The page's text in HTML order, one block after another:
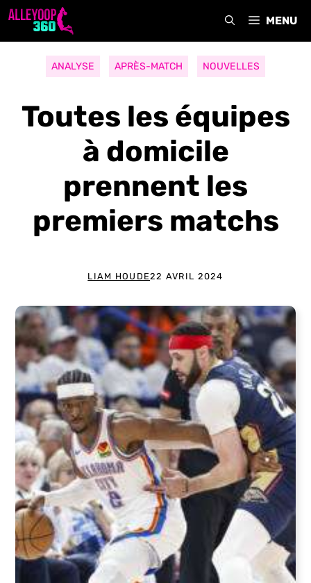
Aller
MENU
ANALYSE APRÈS-MATCH NOUVELLES
Toutes les équipes
à domicile
prennent les
premiers matchs
LIAM HOUDE22 AVRIL 2024